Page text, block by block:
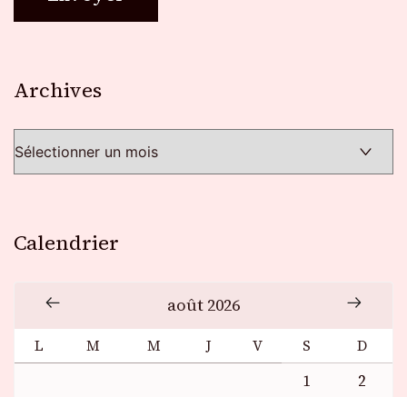
Archives
Calendrier
août 2026
L M M J V S D
1
2